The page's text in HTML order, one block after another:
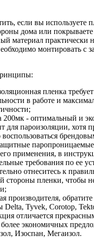
если вы используете
дома или
материал практически
монтировать с
пленка
в работе и
200мк - оптимальный и
для пароизоляции, хотя
применения, в
требования по ее
отнеситесь к
стороны пленки, чтобы
производителя,
Delta, Tyvek, Corotop,
отличается
экономичных
Изоспан, Мегаизол.